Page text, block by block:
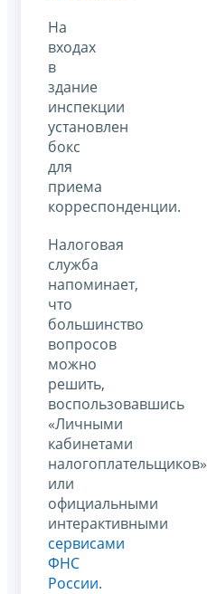
На
входах
в
здание
инспекции
установлен
бокс
для
приема
корреспонденции.
Налоговая
служба
напоминает,
что
большинство
вопросов
можно
решить,
воспользовавшись
«Личными
кабинетами
налогоплательщиков»
или
официальными
интерактивными
сервисами
ФНС
России.